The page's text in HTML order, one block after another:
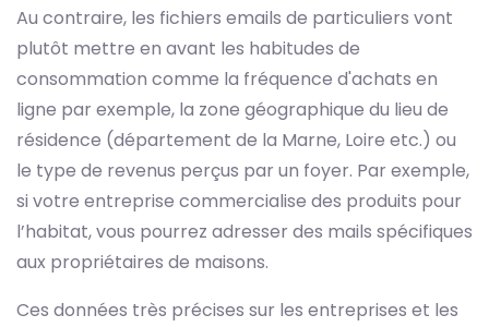
Au contraire, les fichiers emails de particuliers vont
plutôt mettre en avant les habitudes de
consommation comme la fréquence d'achats en
ligne par exemple, la zone géographique du lieu de
résidence (département de la Marne, Loire etc.) ou
le type de revenus perçus par un foyer. Par exemple,
si votre entreprise commercialise des produits pour
l’habitat, vous pourrez adresser des mails spécifiques
aux propriétaires de maisons.
Ces données très précises sur les entreprises et les